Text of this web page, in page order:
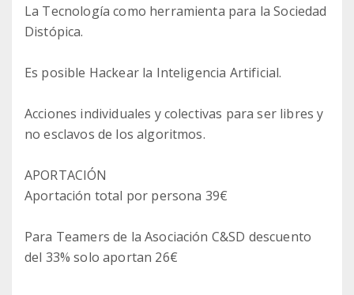
La Tecnología como herramienta para la Sociedad
Distópica.
Es posible Hackear la Inteligencia Artificial.
Acciones individuales y colectivas para ser libres y
no esclavos de los algoritmos.
APORTACIÓN
Aportación total por persona 39€
Para Teamers de la Asociación C&SD descuento
del 33% solo aportan 26€